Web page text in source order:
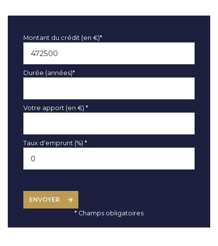
Montant du crédit (en €)*
Durée (années)*
Votre apport (en €) *
Taux d'emprunt (%) *
ENVOYER
* Champs obligatoires